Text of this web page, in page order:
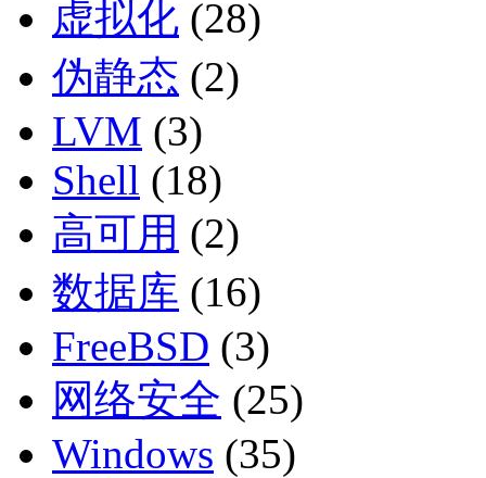
虚拟化 (28)
伪静态 (2)
LVM (3)
Shell (18)
高可用 (2)
数据库 (16)
FreeBSD (3)
网络安全 (25)
Windows (35)